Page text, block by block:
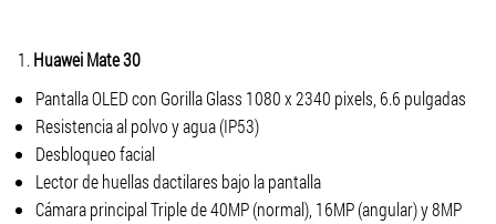
1. Huawei Mate 30
Pantalla OLED con Gorilla Glass 1080 x 2340 pixels, 6.6 pulgadas
Resistencia al polvo y agua (IP53)
Desbloqueo facial
Lector de huellas dactilares bajo la pantalla
Cámara principal Triple de 40MP (normal), 16MP (angular) y 8MP